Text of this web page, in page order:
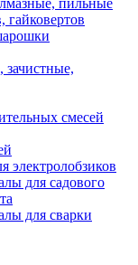
гайковертов
зачистные,
смесей
электролобзиков
для садового
для сварки